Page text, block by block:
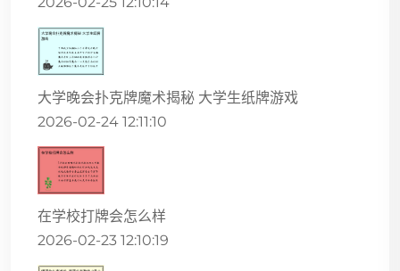
大学晚会扑克牌魔术揭秘 大学生纸牌游戏
2026-02-24 12:11:10
在学校打牌会怎么样
2026-02-23 12:10:19